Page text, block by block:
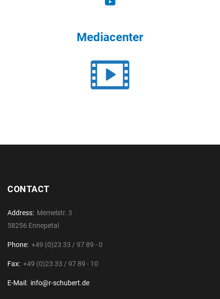
Mediacenter
CONTACT
Address: Memelstr. 3
58256 Ennepetal
Phone: +49 (0)23 33 / 97 89 - 0
Fax: +49 (0)23 33 / 97 89 - 10
E-Mail: info@r-schubert.de